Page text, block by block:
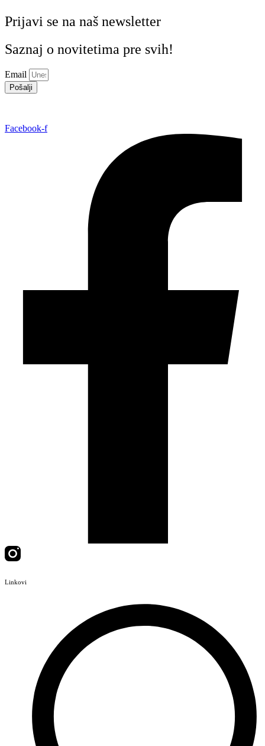
Prijavi se na naš newsletter
Saznaj o novitetima pre svih!
Email
Pošalji
Facebook-f
Linkovi